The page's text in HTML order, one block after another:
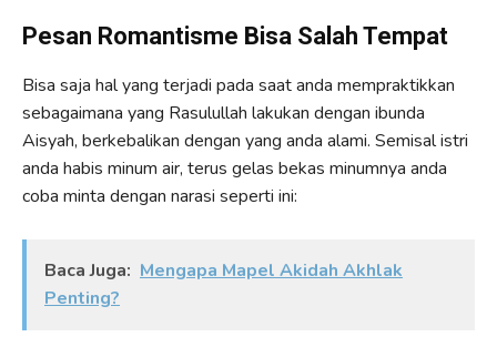
Pesan Romantisme Bisa Salah Tempat
Bisa saja hal yang terjadi pada saat anda mempraktikkan
sebagaimana yang Rasulullah lakukan dengan ibunda
Aisyah, berkebalikan dengan yang anda alami. Semisal istri
anda habis minum air, terus gelas bekas minumnya anda
coba minta dengan narasi seperti ini:
Baca Juga: Mengapa Mapel Akidah Akhlak
Penting?